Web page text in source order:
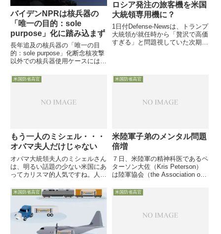
バイデンNPRは核兵器の
「唯一の目的：sole
purpose」化に踏み込まず
長年追及の核兵器の「唯一の目
的：sole purpose」化断念核攻撃
以外での核兵器使用ケースには言
い反発が背景に11月1日、米国防
省の大量破壊兵器担当である
ロシア発注の旅客機を米国
大統領専用機に？
1日付Defense-Newsは、トランプ
大統領が就任時から「贅沢で高価
すぎる」と問題視していた次期大
ボ機が検討されてい...
米国防省高官
もう一人のミシェル・・・
オバマ夫人だけじゃない
オバマ大統領夫人のミシェルさん
は、明るい話題の少ない米国にあ
ってカリスマ的人気ですね。人気
する運動の先頭に立って「銃後の
守り」を固めるべく努力されてい
ます。しかしもう一人、安全保障
を考える上で注目すべきミシェ
ル...
米国防省高官
米陸軍子弟のメンタル問題
倍増
７日、米陸軍の精神科医であるペ
ターソン大佐（Kris Peterson）
は陸軍協会（the Association of
総会で、米陸軍兵士の子弟にメン
タル面で問題を抱える者が急増し
米国防省高官 米国防省高官